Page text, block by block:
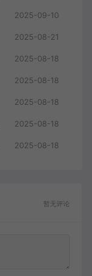
2025-09-10
2025-08-21
2025-08-18
2025-08-18
2025-08-18
2025-08-18
2025-08-18
暂无评论